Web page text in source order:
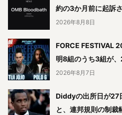
約の3か月前に起訴
2026年8月8日
FORCE FESTIVAL
明8組のうち3組が
2026年8月7日
Diddyの出所日が27
と、連邦規則の制裁